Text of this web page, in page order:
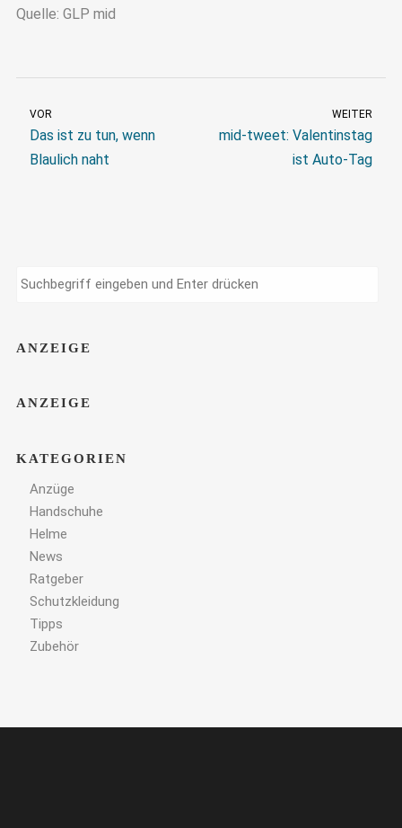
Quelle: GLP mid
VOR
Das ist zu tun, wenn
Blaulich naht
WEITER
mid-tweet: Valentinstag
ist Auto-Tag
ANZEIGE
ANZEIGE
KATEGORIEN
Anzüge
Handschuhe
Helme
News
Ratgeber
Schutzkleidung
Tipps
Zubehör